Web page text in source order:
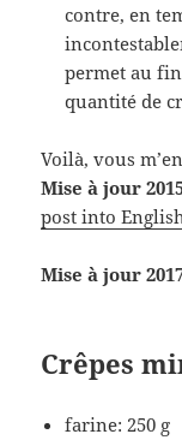
contre, en
permet au
quantité de
Voilà, vous
Mise à jour
post into
Mise à jour
Crêpes
farine: 250 g